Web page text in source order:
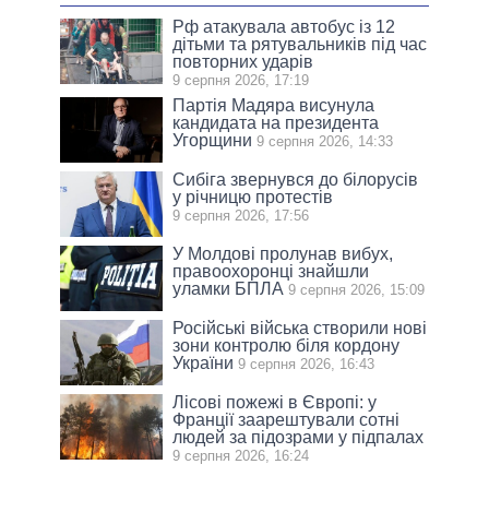
Рф атакувала автобус із 12
дітьми та рятувальників під час
повторних ударів
9 серпня 2026, 17:19
Партія Мадяра висунула
кандидата на президента
Угорщини 9 серпня 2026, 14:33
Сибіга звернувся до білорусів
у річницю протестів
9 серпня 2026, 17:56
У Молдові пролунав вибух,
правоохоронці знайшли
уламки БПЛА 9 серпня 2026, 15:09
Російські війська створили нові
зони контролю біля кордону
України 9 серпня 2026, 16:43
Лісові пожежі в Європі: у
Франції заарештували сотні
людей за підозрами у підпалах
9 серпня 2026, 16:24